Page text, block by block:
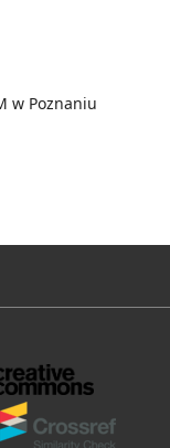
w Poznaniu